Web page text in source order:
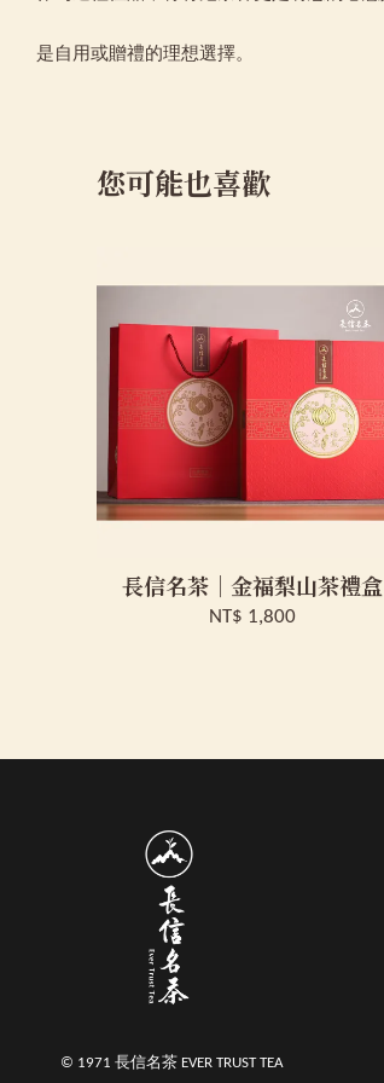
是自用或贈禮的理想選擇。
您可能也喜歡
長信名茶｜金福梨山茶禮盒
NT$ 1,800
© 1971 長信名茶 EVER TRUST TEA